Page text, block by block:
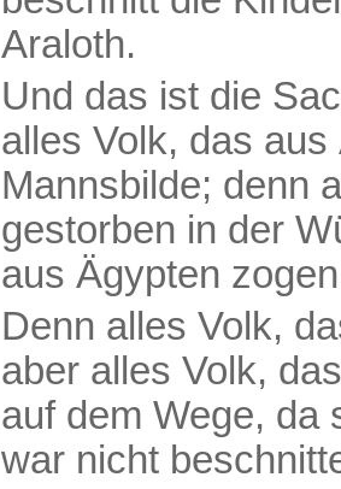
Araloth.
Und das ist die
alles Volk, das
Mannsbilde; denn
gestorben in der
aus Ägypten
Denn alles Volk,
aber alles Volk,
auf dem Wege, da
war nicht